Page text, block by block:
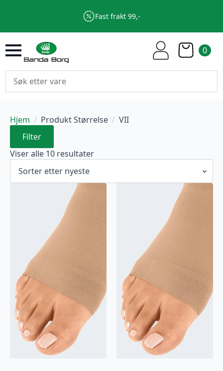
Fast frakt 99,-
0
Hjem Produkt Størrelse
VII
Filter
Viser alle 10 resultaterSortert